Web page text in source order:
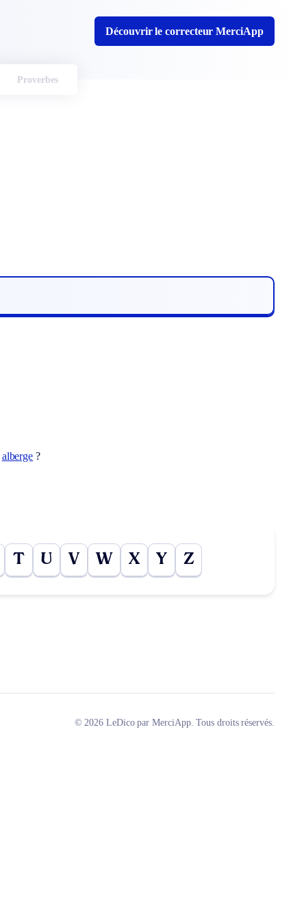
Découvrir le correcteur MerciApp
Proverbes
alberge ?
T U V W X Y Z
© 2026 LeDico par MerciApp. Tous droits réservés.